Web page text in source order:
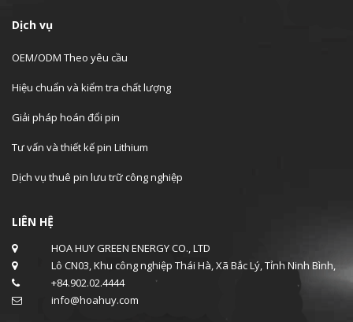
Dịch vụ
OEM/ODM Theo yêu cầu
Hiệu chuẩn và kiểm tra chất lượng
Giải pháp hoán đổi pin
Tư vấn và thiết kế pin Lithium
Dịch vụ thuê pin lưu trữ công nghiệp
LIÊN HỆ
HOA HUY GREEN ENERGY CO., LTD
Lô CN03, Khu công nghiệp Thái Hà, Xã Bắc Lý, Tỉnh Ninh Bình,
+84.902.02.4444
info@hoahuy.com